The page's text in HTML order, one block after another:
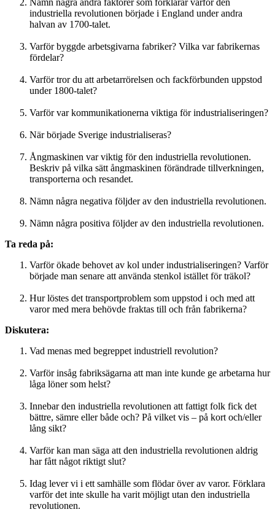
Nämn några andra faktorer som förklarar varför den
industriella revolutionen började i England under andra
halvan av 1700-talet.
Varför byggde arbetsgivarna fabriker? Vilka var fabrikernas
fördelar?
Varför tror du att arbetarrörelsen och fackförbunden uppstod
under 1800-talet?
Varför var kommunikationerna viktiga för industrialiseringen?
När började Sverige industrialiseras?
Ångmaskinen var viktig för den industriella revolutionen.
Beskriv på vilka sätt ångmaskinen förändrade tillverkningen,
transporterna och resandet.
Nämn några negativa följder av den industriella revolutionen.
Nämn några positiva följder av den industriella revolutionen.
Ta reda på:
Varför ökade behovet av kol under industrialiseringen? Varför
började man senare att använda stenkol istället för träkol?
Hur löstes det transportproblem som uppstod i och med att
varor med mera behövde fraktas till och från fabrikerna?
Diskutera:
Vad menas med begreppet industriell revolution?
Varför insåg fabriksägarna att man inte kunde ge arbetarna hur
låga löner som helst?
Innebar den industriella revolutionen att fattigt folk fick det
bättre, sämre eller både och? På vilket vis – på kort och/eller
lång sikt?
Varför kan man säga att den industriella revolutionen aldrig
har fått något riktigt slut?
Idag lever vi i ett samhälle som flödar över av varor. Förklara
varför det inte skulle ha varit möjligt utan den industriella
revolutionen.